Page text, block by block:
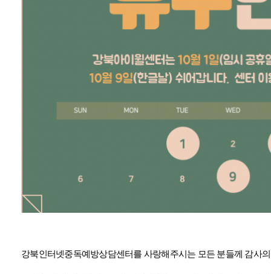
강북인터넷중독예방상담센터를 사랑해주시는 모든 분들께 감사